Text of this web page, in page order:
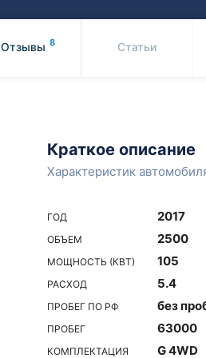
Отзывы 8 Статьи
Краткое описание
Характеристик
ГОД 2017
ОБЪЕМ 2500
МОЩНОСТЬ (КВТ) 105
РАСХОД 5.4
ПРОБЕГ ПО РФ без
ПРОБЕГ 63000
КОМПЛЕКТАЦИЯ G 4WD